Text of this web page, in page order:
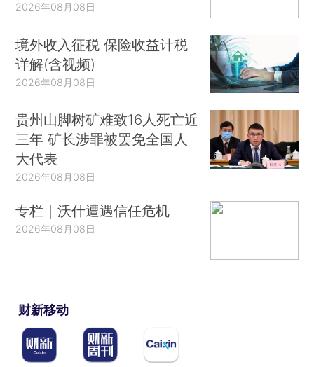
2026年08月08日
境外收入征税 保险收益计税
详解(含视频)
2026年08月08日
贵州山脚树矿难致16人死亡近
三年 矿长涉罪被罢免全国人
大代表
2026年08月08日
专栏｜沃什遭遇信任危机
2026年08月08日
财新移动